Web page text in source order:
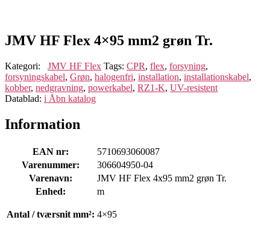
JMV HF Flex 4×95 mm2 grøn Tr.
Kategori: JMV HF Flex Tags: CPR, flex, forsyning,
forsyningskabel, Grøn, halogenfri, installation, installationskabel,
kobber, nedgravning, powerkabel, RZ1-K, UV-resistent
Datablad: i Åbn katalog
Information
EAN nr:
5710693060087
Varenummer:
306604950-04
Varenavn:
JMV HF Flex 4x95 mm2 grøn Tr.
Enhed:
m
Antal / tværsnit mm²: 4×95